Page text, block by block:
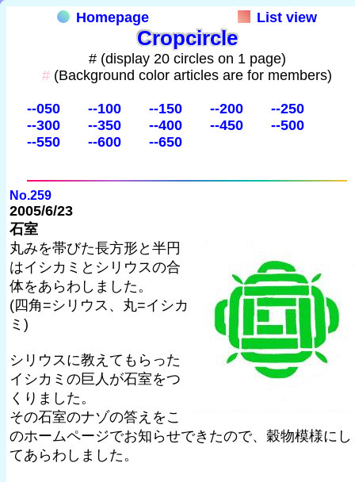
Homepage List view
Cropcircle
# (display 20 circles on 1 page)
# (Background color articles are for members)
--050 --100 --150 --200
--250
--300
--350 --400 --450
--500
--550
--600 --650
No.259
2005/6/23
石室
丸みを帯びた長方形と半円
はイシカミとシリウスの合
体をあらわしました。
(四角=シリウス、丸=イシカ
ミ)
シリウスに教えてもらった
イシカミの巨人が石室をつ
くりました。
その石室のナゾの答えをこ
のホームページでお知らせできたので、穀物模様にし
てあらわしました。